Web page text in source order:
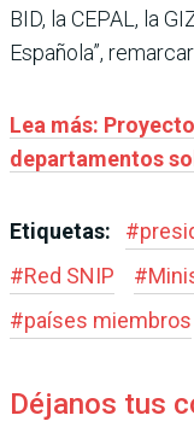
BID, la CEPAL, la
Española”,
Lea más:
departamentos
Etiquetas: #
#Red SNIP #
#países miembros
Déjanos tus